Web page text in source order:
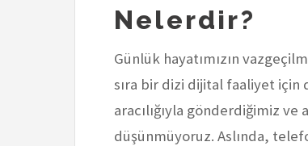
Nelerdir?
Günlük hayatımızın
sıra bir dizi dijital faaliyet için
aracılığıyla gönderdiğimiz ve
düşünmüyoruz. Aslında,